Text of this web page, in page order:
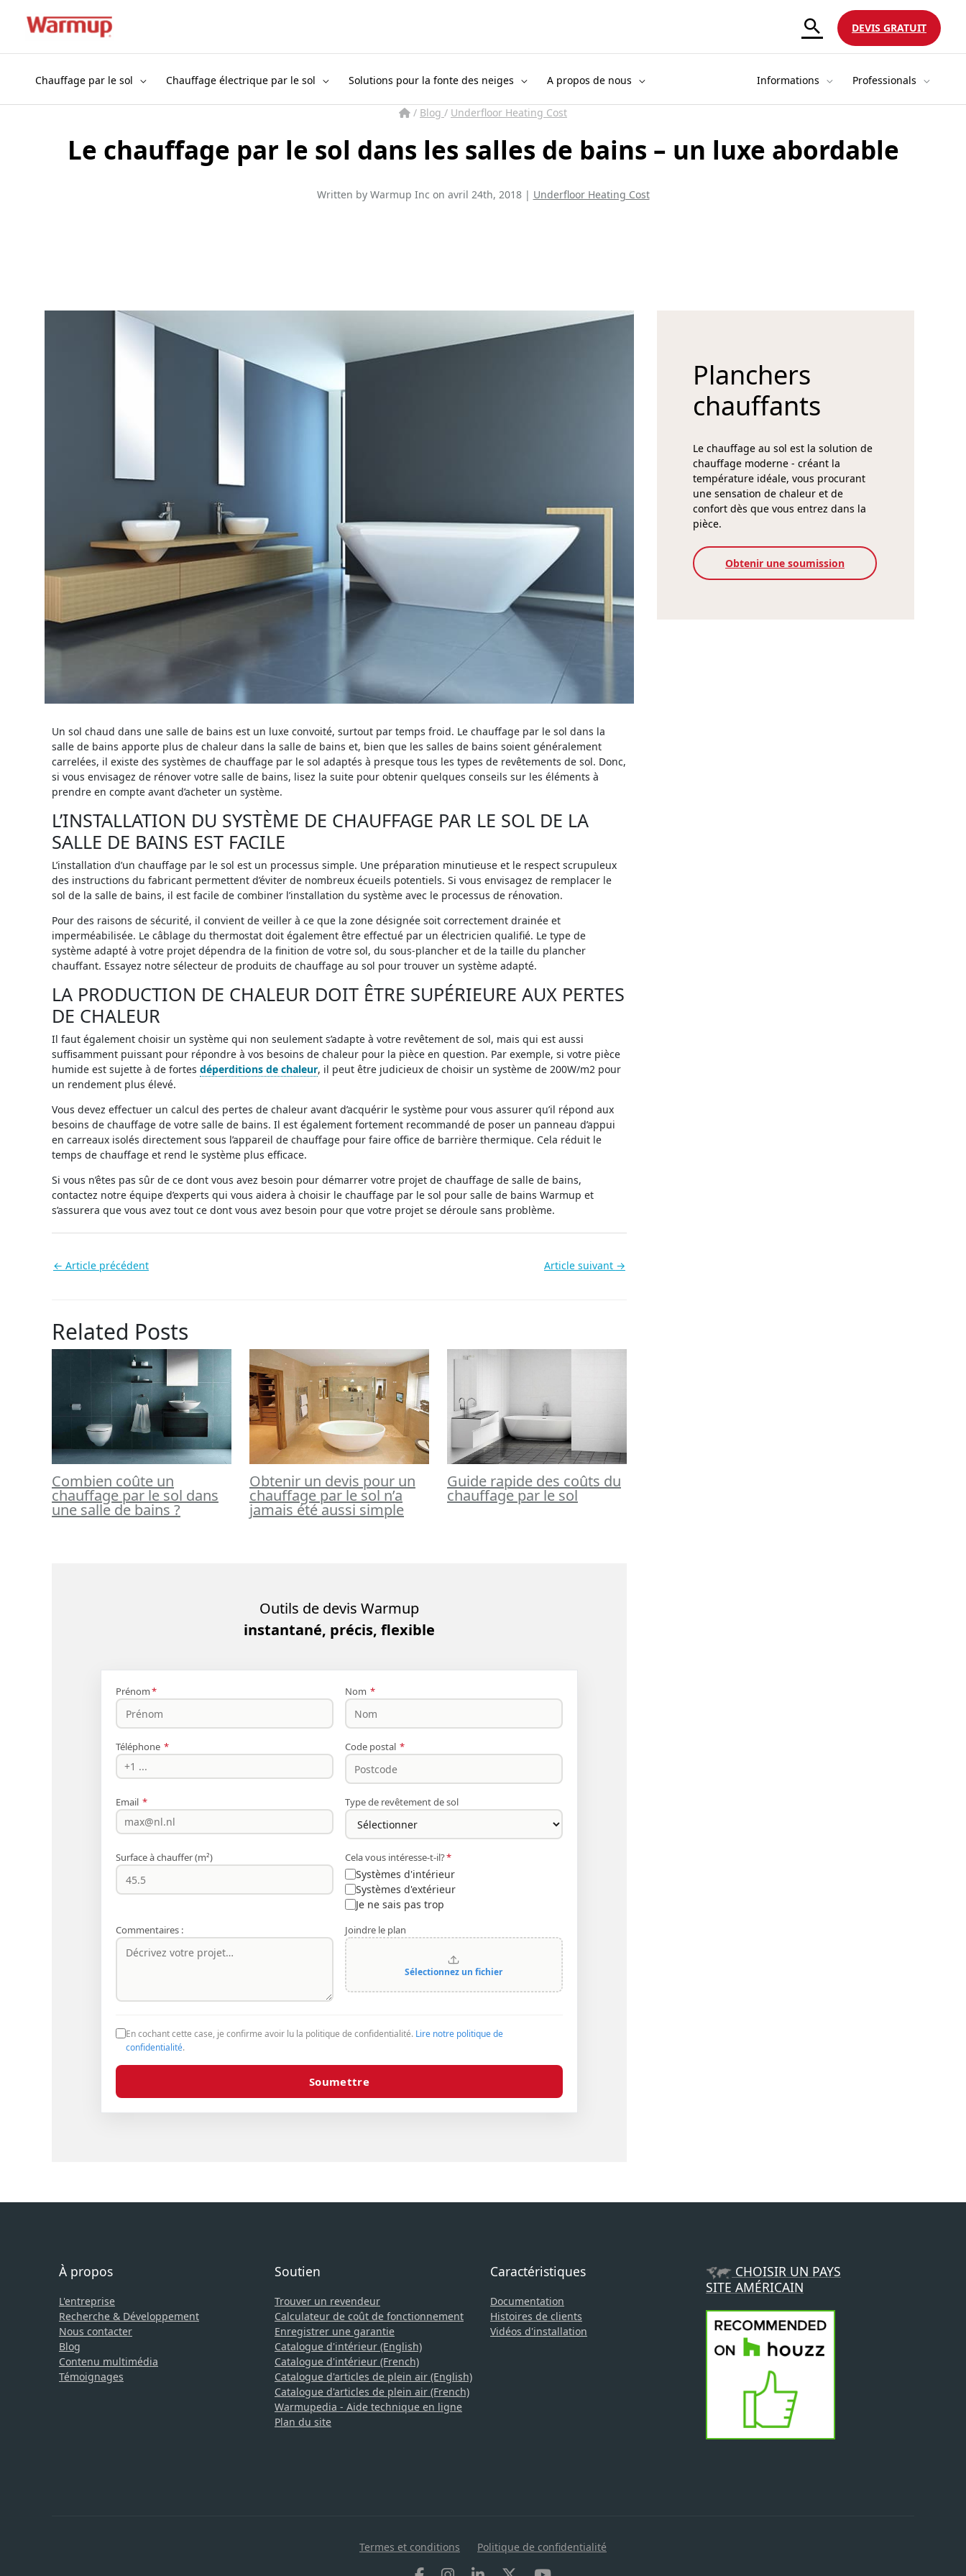
contenu
DEVIS GRATUIT
Chauffage par le sol Chauffage électrique par le sol Solutions pour la fonte des neiges A propos de nous Informations Professionals
/ Blog / Underfloor Heating Cost
Le chauffage par le sol dans les salles de bains – un luxe abordable
Written by Warmup Inc on avril 24th, 2018 | Underfloor Heating Cost
Un sol chaud dans une salle de bains est un luxe convoité, surtout par temps froid. Le chauffage par le sol dans la
salle de bains apporte plus de chaleur dans la salle de bains et, bien que les salles de bains soient généralement
carrelées, il existe des systèmes de chauffage par le sol adaptés à presque tous les types de revêtements de sol. Donc,
si vous envisagez de rénover votre salle de bains, lisez la suite pour obtenir quelques conseils sur les éléments à
prendre en compte avant d’acheter un système.
L’INSTALLATION DU SYSTÈME DE CHAUFFAGE PAR LE SOL DE LA
SALLE DE BAINS EST FACILE
L’installation d’un chauffage par le sol est un processus simple. Une préparation minutieuse et le respect scrupuleux
des instructions du fabricant permettent d’éviter de nombreux écueils potentiels. Si vous envisagez de remplacer le
sol de la salle de bains, il est facile de combiner l’installation du système avec le processus de rénovation.
Pour des raisons de sécurité, il convient de veiller à ce que la zone désignée soit correctement drainée et
imperméabilisée. Le câblage du thermostat doit également être effectué par un électricien qualifié. Le type de
système adapté à votre projet dépendra de la finition de votre sol, du sous-plancher et de la taille du plancher
chauffant. Essayez notre sélecteur de produits de chauffage au sol pour trouver un système adapté.
LA PRODUCTION DE CHALEUR DOIT ÊTRE SUPÉRIEURE AUX PERTES
DE CHALEUR
Il faut également choisir un système qui non seulement s’adapte à votre revêtement de sol, mais qui est aussi
suffisamment puissant pour répondre à vos besoins de chaleur pour la pièce en question. Par exemple, si votre pièce
humide est sujette à de fortesdéperditions de chaleur, il peut être judicieux de choisir un système de 200W/m2 pour
un rendement plus élevé.
Vous devez effectuer un calcul des pertes de chaleur avant d’acquérir le système pour vous assurer qu’il répond aux
besoins de chauffage de votre salle de bains. Il est également fortement recommandé de poser un panneau d’appui
en carreaux isolés directement sous l’appareil de chauffage pour faire office de barrière thermique. Cela réduit le
temps de chauffage et rend le système plus efficace.
Si vous n’êtes pas sûr de ce dont vous avez besoin pour démarrer votre projet de chauffage de salle de bains,
contactez notre équipe d’experts qui vous aidera à choisir le chauffage par le sol pour salle de bains Warmup et
s’assurera que vous avez tout ce dont vous avez besoin pour que votre projet se déroule sans problème.
← Article précédent Article suivant →
Related Posts
Combien coûte un
chauffage par le sol dans
une salle de bains ?
Obtenir un devis pour un
chauffage par le sol n’a
jamais été aussi simple
Guide rapide des coûts du
chauffage par le sol
Planchers
chauffants
Le chauffage au sol est la solution de
chauffage moderne - créant la
température idéale, vous procurant
une sensation de chaleur et de
confort dès que vous entrez dans la
pièce.
Obtenir une soumission
Outils de devis Warmup
instantané, précis, flexible
Prénom* Nom *
Téléphone * Code postal *
Email * Type de revêtement de sol
Surface à chauffer (m²) Cela vous intéresse-t-il?*
Systèmes d'intérieur
Systèmes d'extérieur
Je ne sais pas trop
Commentaires : Joindre le plan
Sélectionnez un fichier
En cochant cette case, je confirme avoir lu la politique de confidentialité. Lire notre politique de
confidentialité.
Soumettre
À propos
L'entreprise
Recherche & Développement
Nous contacter
Blog
Contenu multimédia
Témoignages
Soutien
Trouver un revendeur
Calculateur de coût de fonctionnement
Enregistrer une garantie
Catalogue d'intérieur (English)
Catalogue d'intérieur (French)
Catalogue d'articles de plein air (English)
Catalogue d'articles de plein air (French)
Warmupedia - Aide technique en ligne
Plan du site
Caractéristiques
Documentation
Histoires de clients
Vidéos d'installation
CHOISIR UN PAYS
SITE AMÉRICAIN
Termes et conditions Politique de confidentialité